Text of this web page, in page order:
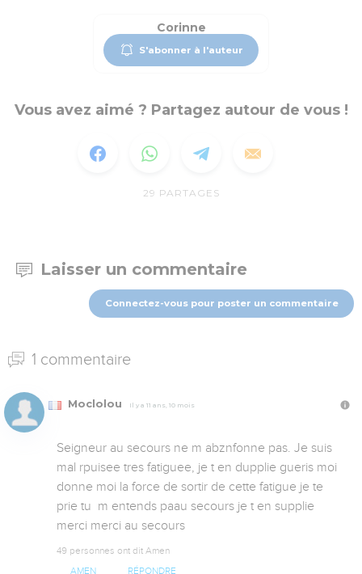
Corinne
S'abonner à l'auteur
Vous avez aimé ? Partagez autour de vous !
29 PARTAGES
Laisser un commentaire
Connectez-vous pour poster un commentaire
1 commentaire
Moclolou Il y a 11 ans, 10 mois
Seigneur au secours ne m abznfonne pas. Je suis
mal rpuisee tres fatiguee, je t en dupplie gueris moi
donne moi la force de sortir de cette fatigue je te
prie tu  m entends paau secours je t en supplie
merci merci au secours
49 personnes ont dit Amen
AMEN RÉPONDRE